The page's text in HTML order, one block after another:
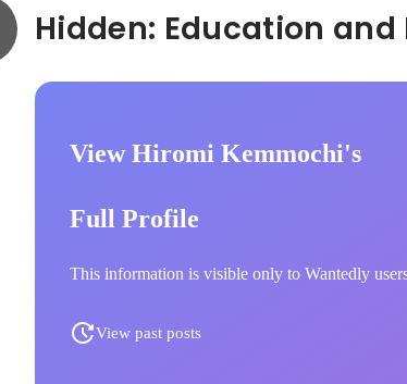
View Hiromi Kemmochi's
Full Profile
This information is visible only to Wantedly
View past posts